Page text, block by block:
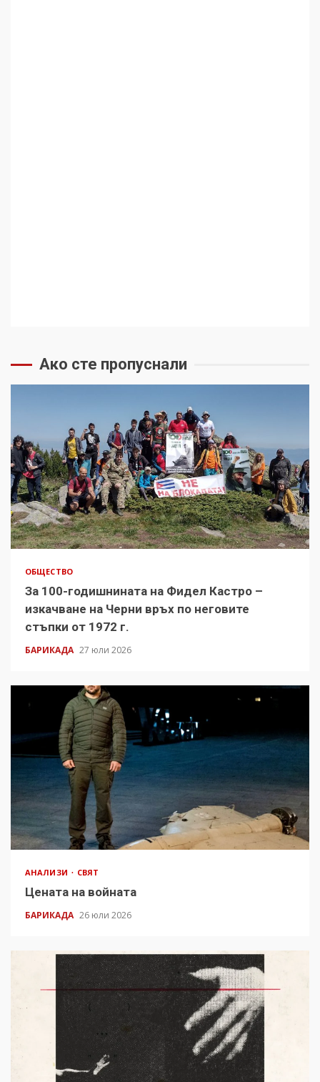
Ако сте пропуснали
ОБЩЕСТВО
За 100-годишнината на Фидел Кастро –
изкачване на Черни връх по неговите
стъпки от 1972 г.
БАРИКАДА 27 юли 2026
АНАЛИЗИ СВЯТ
Цената на войната
БАРИКАДА 26 юли 2026